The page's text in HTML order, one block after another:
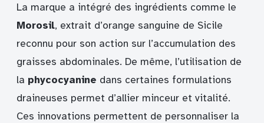
La marque a intégré des ingrédients comme le
Morosil, extrait d’orange sanguine de Sicile
reconnu pour son action sur l’accumulation des
graisses abdominales. De même, l’utilisation de
la phycocyanine dans certaines formulations
draineuses permet d’allier minceur et vitalité.
Ces innovations permettent de personnaliser la